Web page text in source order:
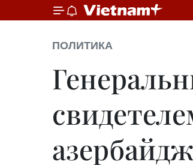
ПОЛИТИКА